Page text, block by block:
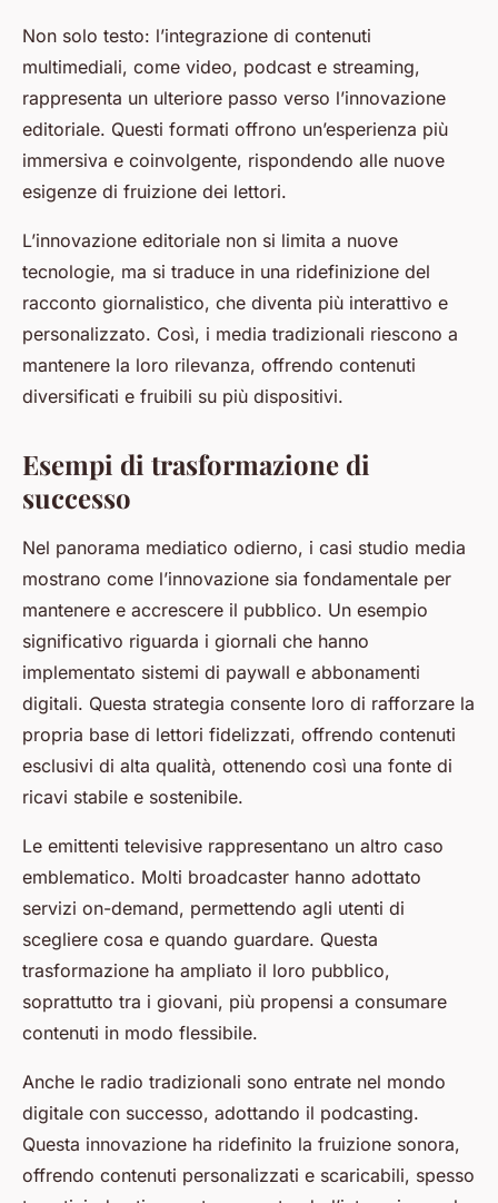
Non solo testo: l’integrazione di contenuti
multimediali, come video, podcast e streaming,
rappresenta un ulteriore passo verso l’innovazione
editoriale. Questi formati offrono un’esperienza più
immersiva e coinvolgente, rispondendo alle nuove
esigenze di fruizione dei lettori.
L’innovazione editoriale non si limita a nuove
tecnologie, ma si traduce in una ridefinizione del
racconto giornalistico, che diventa più interattivo e
personalizzato. Così, i media tradizionali riescono a
mantenere la loro rilevanza, offrendo contenuti
diversificati e fruibili su più dispositivi.
Esempi di trasformazione di
successo
Nel panorama mediatico odierno, i casi studio media
mostrano come l’innovazione sia fondamentale per
mantenere e accrescere il pubblico. Un esempio
significativo riguarda i giornali che hanno
implementato sistemi di paywall e abbonamenti
digitali. Questa strategia consente loro di rafforzare la
propria base di lettori fidelizzati, offrendo contenuti
esclusivi di alta qualità, ottenendo così una fonte di
ricavi stabile e sostenibile.
Le emittenti televisive rappresentano un altro caso
emblematico. Molti broadcaster hanno adottato
servizi on-demand, permettendo agli utenti di
scegliere cosa e quando guardare. Questa
trasformazione ha ampliato il loro pubblico,
soprattutto tra i giovani, più propensi a consumare
contenuti in modo flessibile.
Anche le radio tradizionali sono entrate nel mondo
digitale con successo, adottando il podcasting.
Questa innovazione ha ridefinito la fruizione sonora,
offrendo contenuti personalizzati e scaricabili, spesso